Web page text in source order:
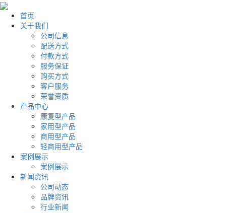
首页
关于我们
公司信息
配送方式
付款方式
服务保证
购买方式
客户服务
荣誉资质
产品中心
康复型产品
家用型产品
商用型产品
轻商用型产品
案例展示
案例展示
新闻资讯
公司动态
品牌资讯
行业新闻